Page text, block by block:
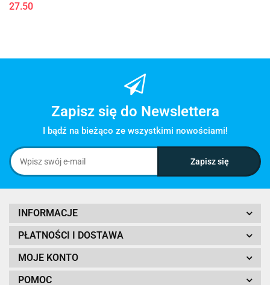
27.50
Zapisz się do Newslettera
I bądź na bieżąco ze wszystkimi nowościami!
INFORMACJE
PŁATNOŚCI I DOSTAWA
MOJE KONTO
POMOC